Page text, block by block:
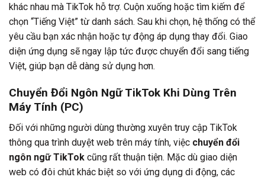
khác nhau mà TikTok hỗ trợ. Cuộn xuống hoặc tìm kiếm để
chọn “Tiếng Việt” từ danh sách. Sau khi chọn, hệ thống có thể
yêu cầu bạn xác nhận hoặc tự động áp dụng thay đổi. Giao
diện ứng dụng sẽ ngay lập tức được chuyển đổi sang tiếng
Việt, giúp bạn dễ dàng sử dụng hơn.
Chuyển Đổi Ngôn Ngữ TikTok Khi Dùng Trên
Máy Tính (PC)
Đối với những người dùng thường xuyên truy cập TikTok
thông qua trình duyệt web trên máy tính, việc chuyển đổi
ngôn ngữ TikTok cũng rất thuận tiện. Mặc dù giao diện
web có đôi chút khác biệt so với ứng dụng di động, các